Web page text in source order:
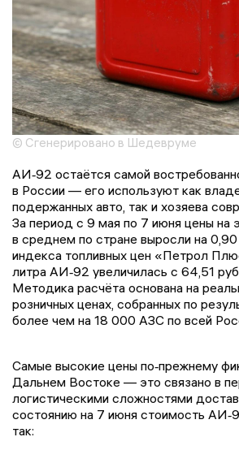
© Сгенерировано в Шедевруме
АИ‑92 остаётся самой
в России — его используют как
подержанных авто, так и хозяева
За период с 9 мая по 7 июня цены на
в среднем по стране выросли на
индекса топливных цен «Петрол
литра АИ‑92 увеличилась с 64,51
Методика расчёта основана на
розничных ценах, собранных по
более чем на 18 000 АЗС по всей
Самые высокие цены по‑прежнему
Дальнем Востоке — это связано в
логистическими сложностями
состоянию на 7 июня стоимость
так: